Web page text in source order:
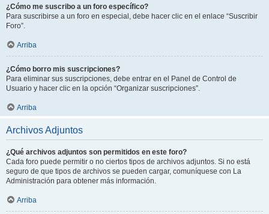
¿Cómo me suscribo a un foro específico?
Para suscribirse a un foro en especial, debe hacer clic en el enlace “Suscribir
Foro”.
Arriba
¿Cómo borro mis suscripciones?
Para eliminar sus suscripciones, debe entrar en el Panel de Control de
Usuario y hacer clic en la opción “Organizar suscripciones”.
Arriba
Archivos Adjuntos
¿Qué archivos adjuntos son permitidos en este foro?
Cada foro puede permitir o no ciertos tipos de archivos adjuntos. Si no está
seguro de que tipos de archivos se pueden cargar, comuníquese con La
Administración para obtener más información.
Arriba